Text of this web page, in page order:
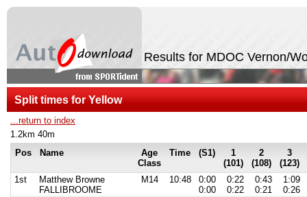
Results for MDOC Vernon/
Split times for Yellow
...return to index
1.2km 40m
Pos
Name
Age
Class
Time (S1)
1
(101)
2
(108)
3
(123)
1st
Matthew Browne
FALLIBROOME
M14 10:48
0:00
0:00
0:22
0:22
0:43
0:21
1:09
0:26